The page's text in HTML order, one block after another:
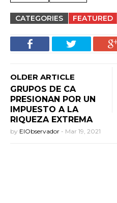
CATEGORIES FEATURED
OLDER ARTICLE
GRUPOS DE CA
PRESIONAN POR UN
IMPUESTO A LA
RIQUEZA EXTREMA
by ElObservador - Mar 19, 2021